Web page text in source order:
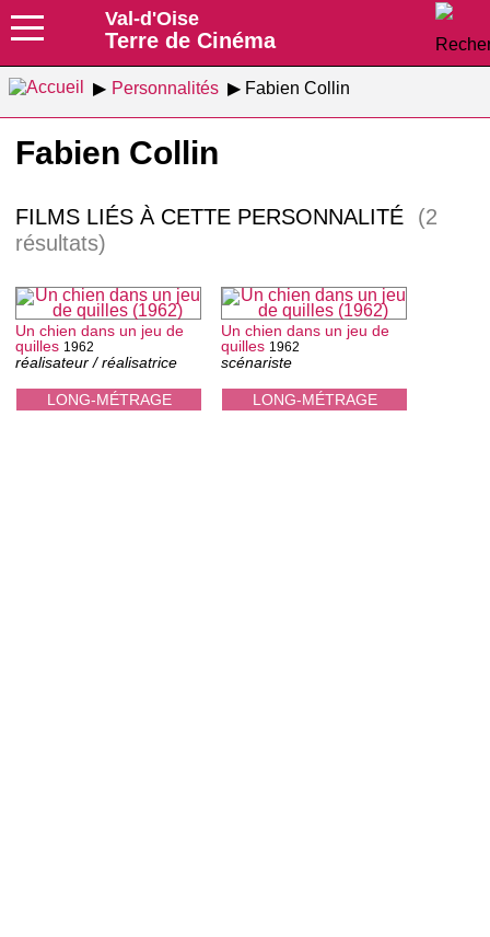
Val-d'Oise
Terre de Cinéma
Personnalités Fabien Collin
Fabien Collin
FILMS LIÉS À CETTE PERSONNALITÉ
(2
résultats)
LONG-MÉTRAGE
Un chien dans un jeu de
quilles 1962
réalisateur / réalisatrice
LONG-MÉTRAGE
Un chien dans un jeu de
quilles 1962
scénariste